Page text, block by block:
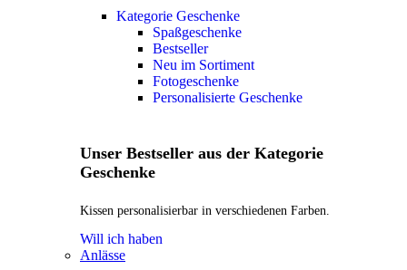
Kategorie Geschenke
Spaßgeschenke
Bestseller
Neu im Sortiment
Fotogeschenke
Personalisierte Geschenke
Unser Bestseller aus der Kategorie
Geschenke
Kissen personalisierbar in verschiedenen Farben.
Will ich haben
Anlässe